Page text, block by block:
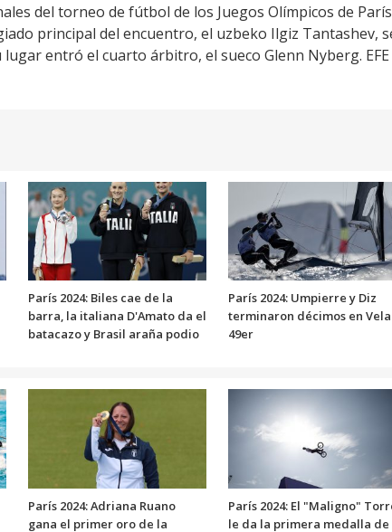
del torneo de fútbol de los Juegos Olímpicos de
principal del encuentro, el uzbeko Ilgiz
entró el cuarto árbitro, el sueco Glenn Nyberg. EFE
París 2024: Biles cae de la
barra, la italiana D'Amato da el
batacazo y Brasil araña podio
París 2024: Umpierre y Diz
terminaron décimos en Vela
49er
París 2024: Adriana Ruano
gana el primer oro de la
París 2024: El "Maligno"
le da la primera medalla de